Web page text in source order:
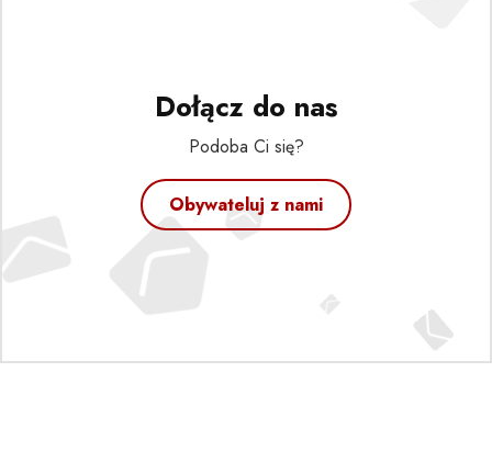
Dołącz do nas
Podoba Ci się?
Obywateluj z nami